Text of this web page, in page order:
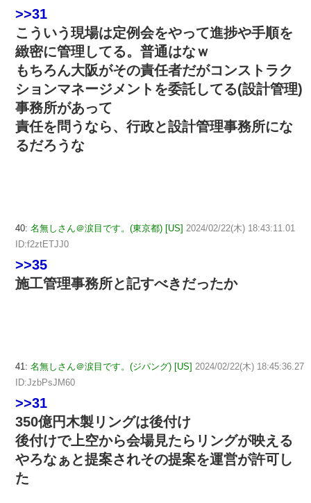
>>31
こういう現場は定例会をやって進捗や手順を
緻密に管理してる。普通はなｗ
もちろん大阪がその責任者だがコンストラク
ションマネージメントを委託してる(設計管理)
事務所があって
責任を問うなら、行政と設計管理事務所にな
るだろうな
40: 名無しさん＠涙目です。(東京都) [US] 2024/02/22(木) 18:43:11.01
ID:f2ztETJJ0
>>35
施工管理事務所と記すべきだったか
41: 名無しさん＠涙目です。(ジパング) [US] 2024/02/22(木) 18:45:36.27
ID:JzbPsJM60
>>31
350億円木製リングは後付け
後付けで上空から会場見たらリングが映える
やろなぁと提案されその提案を運営が許可し
た